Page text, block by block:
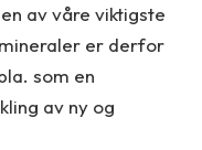
av våre viktigste
er derfor
som en
av ny og